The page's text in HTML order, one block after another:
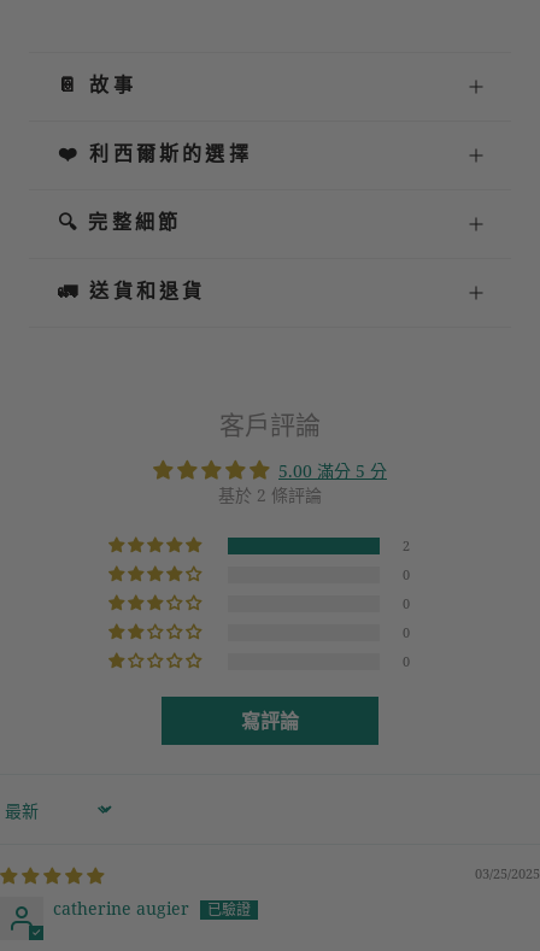
📔 故事
❤️ 利西爾斯的選擇
🔍 完整細節
🚛 送貨和退貨
客戶評論
5.00 滿分 5 分
基於 2 條評論
2
0
0
0
0
寫評論
Sort by
03/25/2025
catherine augier